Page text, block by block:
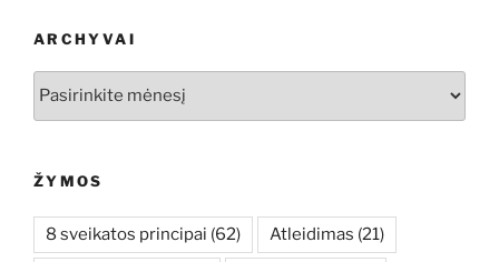
ARCHYVAI
ŽYMOS
8 sveikatos principai (62) Atleidimas (21)